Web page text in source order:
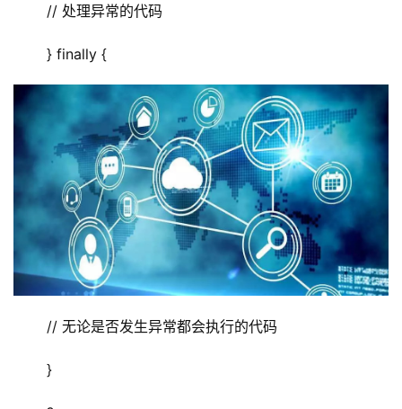
云
服
务
器
// 处理异常的代码
} finally {
// 无论是否发生异常都会执行的代码
}